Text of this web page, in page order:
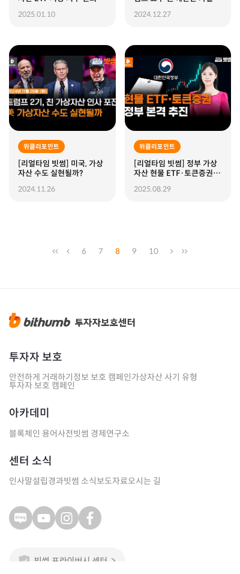
템 가상자산 사용?, 이더리
2025.01.10
으로 대체해야", 명품 업계
2024.12.27
위클리포인트
[리얼타임 빗썸] 미국, 가상
자산 수도 실현될까?
2024.11.26
위클리포인트
[리얼타임 빗썸] 정부 가상
자산 현물 ETF·토큰증권
위안화 스테이블코인 검토
2025.08.29
6 7 8 9 10
투자자 보호
안전하게 거래하기 정보 보호 캠페인가상자산 사기 유형
투자자 보호 캠페인
아카데미
블록체인 용어사전빗썸 경제연구소
센터 소식
인사말설립경과빗썸 소식보도자료오시는 길